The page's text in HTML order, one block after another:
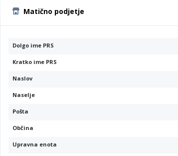
Matično podjetje
Dolgo ime PRS
Kratko ime PRS
Naslov
Naselje
Pošta
Občina
Upravna enota